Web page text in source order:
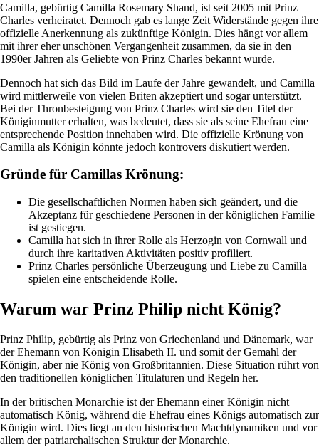
Camilla, gebürtig Camilla Rosemary Shand, ist seit 2005 mit Prinz
Charles verheiratet. Dennoch gab es lange Zeit Widerstände gegen ihre
offizielle Anerkennung als zukünftige Königin. Dies hängt vor allem
mit ihrer eher unschönen Vergangenheit zusammen, da sie in den
1990er Jahren als Geliebte von Prinz Charles bekannt wurde.
Dennoch hat sich das Bild im Laufe der Jahre gewandelt, und Camilla
wird mittlerweile von vielen Briten akzeptiert und sogar unterstützt.
Bei der Thronbesteigung von Prinz Charles wird sie den Titel der
Königinmutter erhalten, was bedeutet, dass sie als seine Ehefrau eine
entsprechende Position innehaben wird. Die offizielle Krönung von
Camilla als Königin könnte jedoch kontrovers diskutiert werden.
Gründe für Camillas Krönung:
Die gesellschaftlichen Normen haben sich geändert, und die
Akzeptanz für geschiedene Personen in der königlichen Familie
ist gestiegen.
Camilla hat sich in ihrer Rolle als Herzogin von Cornwall und
durch ihre karitativen Aktivitäten positiv profiliert.
Prinz Charles persönliche Überzeugung und Liebe zu Camilla
spielen eine entscheidende Rolle.
Warum war Prinz Philip nicht König?
Prinz Philip, gebürtig als Prinz von Griechenland und Dänemark, war
der Ehemann von Königin Elisabeth II. und somit der Gemahl der
Königin, aber nie König von Großbritannien. Diese Situation rührt von
den traditionellen königlichen Titulaturen und Regeln her.
In der britischen Monarchie ist der Ehemann einer Königin nicht
automatisch König, während die Ehefrau eines Königs automatisch zur
Königin wird. Dies liegt an den historischen Machtdynamiken und vor
allem der patriarchalischen Struktur der Monarchie.